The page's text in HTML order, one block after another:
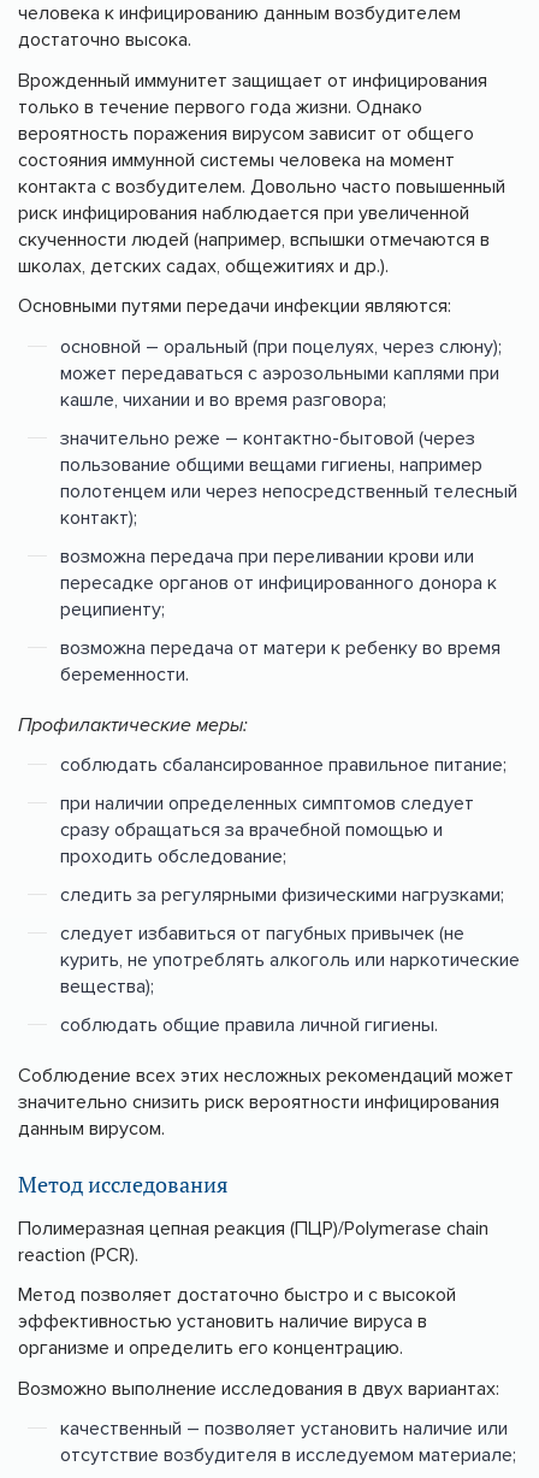
человека к инфицированию данным возбудителем
достаточно высока.
Врожденный иммунитет защищает от инфицирования
только в течение первого года жизни. Однако
вероятность поражения вирусом зависит от общего
состояния иммунной системы человека на момент
контакта с возбудителем. Довольно часто повышенный
риск инфицирования наблюдается при увеличенной
скученности людей (например, вспышки отмечаются в
школах, детских садах, общежитиях и др.).
Основными путями передачи инфекции являются:
основной – оральный (при поцелуях, через слюну);
может передаваться с аэрозольными каплями при
кашле, чихании и во время разговора;
значительно реже – контактно-бытовой (через
пользование общими вещами гигиены, например
полотенцем или через непосредственный телесный
контакт);
возможна передача при переливании крови или
пересадке органов от инфицированного донора к
реципиенту;
возможна передача от матери к ребенку во время
беременности.
Профилактические меры:
соблюдать сбалансированное правильное питание;
при наличии определенных симптомов следует
сразу обращаться за врачебной помощью и
проходить обследование;
следить за регулярными физическими нагрузками;
следует избавиться от пагубных привычек (не
курить, не употреблять алкоголь или наркотические
вещества);
соблюдать общие правила личной гигиены.
Соблюдение всех этих несложных рекомендаций может
значительно снизить риск вероятности инфицирования
данным вирусом.
Метод исследования
Полимеразная цепная реакция (ПЦР)/Polymerase chain
reaction (PCR).
Метод позволяет достаточно быстро и с высокой
эффективностью установить наличие вируса в
организме и определить его концентрацию.
Возможно выполнение исследования в двух вариантах:
качественный – позволяет установить наличие или
отсутствие возбудителя в исследуемом материале;